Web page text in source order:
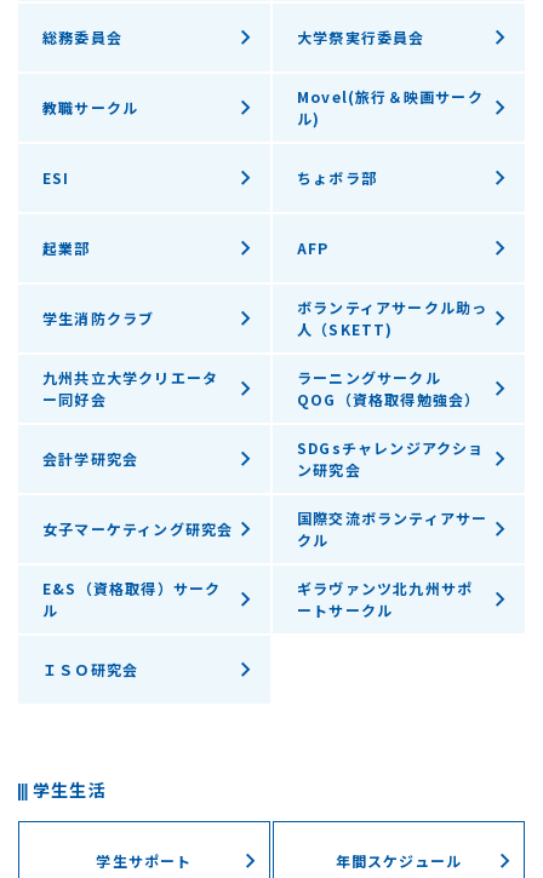
総務委員会 大学祭実行委員会
教職サークル
Movel(旅行＆映画サーク
ル)
ESI ちょボラ部
起業部 AFP
学生消防クラブ
ボランティアサークル助っ
人（SKETT)
九州共立大学クリエータ
ー同好会
ラーニングサークル
QOG（資格取得勉強会）
会計学研究会
SDGsチャレンジアクショ
ン研究会
女子マーケティング研究会
国際交流ボランティアサー
クル
E&S（資格取得）サーク
ル
ギラヴァンツ北九州サポ
ートサークル
ＩＳＯ研究会
学生生活
学生サポート 年間スケジュール